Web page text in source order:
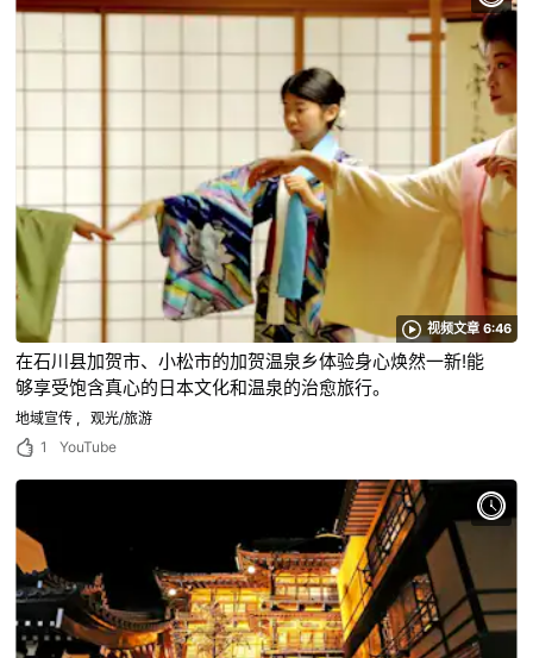
视频文章 6:46
在石川县加贺市、小松市的加贺温泉乡体验身心焕然一新!能
够享受饱含真心的日本文化和温泉的治愈旅行。
地域宣传
观光/旅游
1
YouTube